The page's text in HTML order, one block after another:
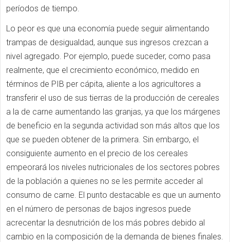
períodos de tiempo.
Lo peor es que una economía puede seguir alimentando
trampas de desigualdad, aunque sus ingresos crezcan a
nivel agregado. Por ejemplo, puede suceder, como pasa
realmente, que el crecimiento económico, medido en
términos de PIB per cápita, aliente a los agricultores a
transferir el uso de sus tierras de la producción de cereales
a la de carne aumentando las granjas, ya que los márgenes
de beneficio en la segunda actividad son más altos que los
que se pueden obtener de la primera. Sin embargo, el
consiguiente aumento en el precio de los cereales
empeorará los niveles nutricionales de los sectores pobres
de la población a quienes no se les permite acceder al
consumo de carne. El punto destacable es que un aumento
en el número de personas de bajos ingresos puede
acrecentar la desnutrición de los más pobres debido al
cambio en la composición de la demanda de bienes finales.